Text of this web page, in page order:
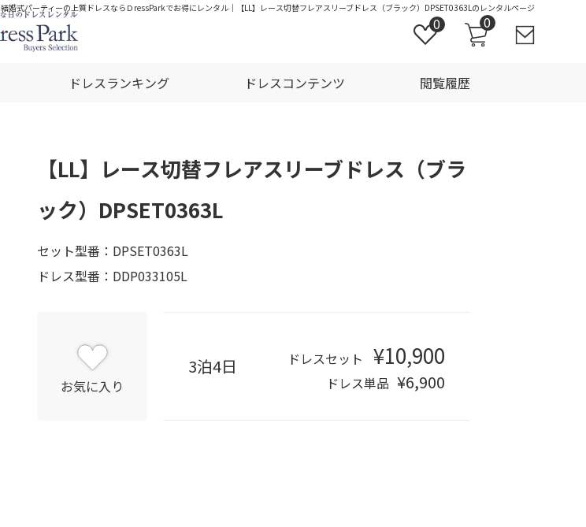
結婚式パーティーの上質ドレスならＤressParkでお得にレンタル｜【LL】レース切替フレアスリーブドレス（ブラック）DPSET0363Lのレンタルページ
ドレスランキング ドレスコンテンツ 閲覧履歴
0 0
【LL】レース切替フレアスリーブドレス（ブラ
ック）DPSET0363L
セット型番：DPSET0363L
ドレス型番：DDP033105L
お気に入り
3泊4日 ドレスセット ¥10,900
ドレス単品 ¥6,900